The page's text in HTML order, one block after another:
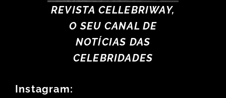
REVISTA CELLEBRIWAY,
O SEU CANAL DE
NOTÍCIAS DAS
CELEBRIDADES
Instagram: